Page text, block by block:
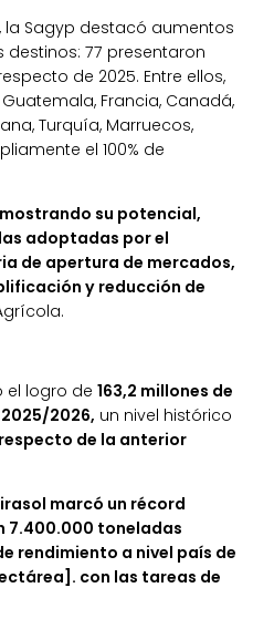
la Sagyp destacó aumentos
destinos: 77 presentaron
de 2025. Entre ellos,
Francia, Canadá,
Turquía, Marruecos,
el 100% de
su potencial,
adoptadas por el
de apertura de mercados,
y reducción de
el logro de 163,2 millones de
2025/2026, un nivel histórico
respecto de la anterior
marcó un récord
7.400.000 toneladas
rendimiento a nivel país de
con las tareas de